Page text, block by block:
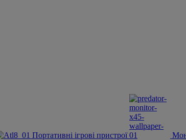
Портативні ігрові пристрої